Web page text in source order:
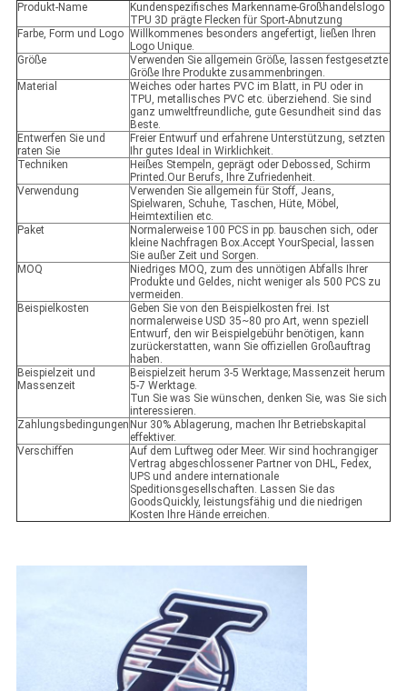
Produkt-Name
Kundenspezifisches Markenname-Großhandelslogo
TPU 3D prägte Flecken für Sport-Abnutzung
Farbe, Form und Logo Willkommenes besonders angefertigt, ließen Ihren
Logo Unique.
Größe
Verwenden Sie allgemein Größe, lassen festgesetzte
Größe Ihre Produkte zusammenbringen.
Material
Weiches oder hartes PVC im Blatt, in PU oder in
TPU, metallisches PVC etc. überziehend. Sie sind
ganz umweltfreundliche, gute Gesundheit sind das
Beste.
Entwerfen Sie und
raten Sie
Freier Entwurf und erfahrene Unterstützung, setzten
Ihr gutes Ideal in Wirklichkeit.
Techniken
Heißes Stempeln, geprägt oder Debossed, Schirm
Printed.Our Berufs, Ihre Zufriedenheit.
Verwendung
Verwenden Sie allgemein für Stoff, Jeans,
Spielwaren, Schuhe, Taschen, Hüte, Möbel,
Heimtextilien etc.
Paket
Normalerweise 100 PCS in pp. bauschen sich, oder
kleine Nachfragen Box.Accept YourSpecial, lassen
Sie außer Zeit und Sorgen.
MOQ
Niedriges MOQ, zum des unnötigen Abfalls Ihrer
Produkte und Geldes, nicht weniger als 500 PCS zu
vermeiden.
Beispielkosten
Geben Sie von den Beispielkosten frei. Ist
normalerweise USD 35~80 pro Art, wenn speziell
Entwurf, den wir Beispielgebühr benötigen, kann
zurückerstatten, wann Sie offiziellen Großauftrag
haben.
Beispielzeit und
Massenzeit
Beispielzeit herum 3-5 Werktage; Massenzeit herum
5-7 Werktage.
Tun Sie was Sie wünschen, denken Sie, was Sie sich
interessieren.
Zahlungsbedingungen Nur 30% Ablagerung, machen Ihr Betriebskapital
effektiver.
Verschiffen
Auf dem Luftweg oder Meer. Wir sind hochrangiger
Vertrag abgeschlossener Partner von DHL, Fedex,
UPS und andere internationale
Speditionsgesellschaften. Lassen Sie das
GoodsQuickly, leistungsfähig und die niedrigen
Kosten Ihre Hände erreichen.